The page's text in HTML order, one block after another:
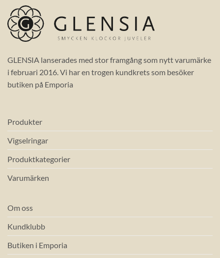
GLENSIA lanserades med stor framgång som nytt varumärke
i februari 2016. Vi har en trogen kundkrets som besöker
butiken på Emporia
Produkter
Vigselringar
Produktkategorier
Varumärken
Om oss
Kundklubb
Butiken i Emporia